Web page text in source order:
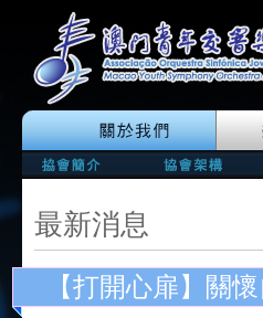
最新消息
【打開心扉】關